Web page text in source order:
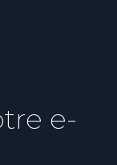
e-